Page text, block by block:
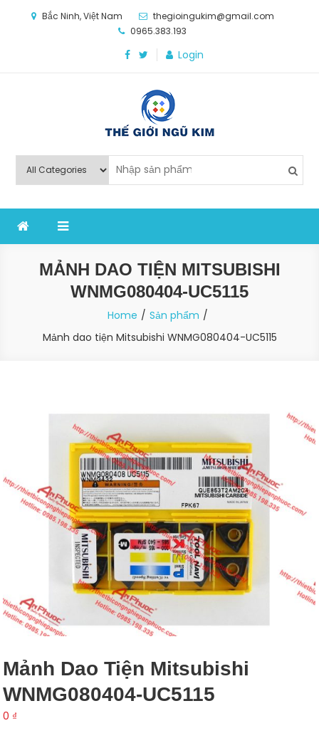
Bắc Ninh, Việt Nam
thegioingukim@gmail.com
0965.383.193
Login
Thế Giới Ngũ Kim
nghiệp sản xuất
MẢNH DAO TIỆN MITSUBISHI
WNMG080404-UC5115
Home
Sản phẩm
Mảnh dao tiện Mitsubishi WNMG080404-UC5115
Mảnh Dao Tiện Mitsubishi
WNMG080404-UC5115
0 ₫